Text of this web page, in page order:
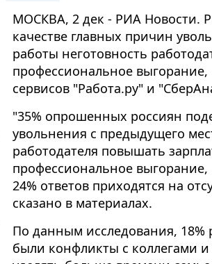
МОСКВА, 2 дек - РИА Новости.
качестве главных причин
работы неготовность
профессиональное выгорание,
сервисов "Работа.ру" и
"35% опрошенных россиян
увольнения с предыдущего
работодателя повышать
профессиональное выгорание,
24% ответов приходятся на
сказано в материалах.
По данным исследования, 18%
были конфликты с коллегами